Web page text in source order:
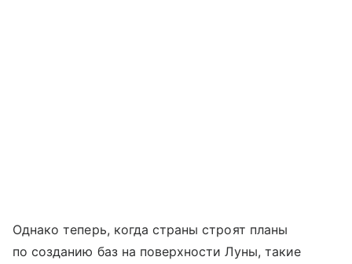
Однако теперь, когда страны строят планы
по созданию баз на поверхности Луны, такие